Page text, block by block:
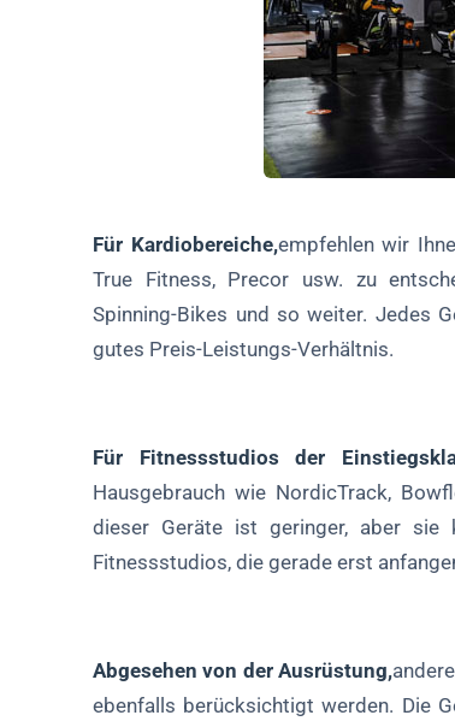
Für Kardiobereiche,empfehlen wir
True Fitness, Precor usw. zu
Spinning-Bikes und so weiter. Jedes
gutes Preis-Leistungs-Verhältnis.
Für Fitnessstudios der
Hausgebrauch wie NordicTrack,
dieser Geräte ist geringer, aber
Fitnessstudios, die gerade erst
Abgesehen von der Ausrüstung,
ebenfalls berücksichtigt werden. Die